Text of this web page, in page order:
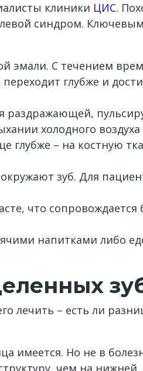
клиники ЦИС.
синдром.
эмали. С течением
глубже и
раздражающей,
холодного воздуха
глубже – на костную
зуб. Для
что
напитками либо
лечить – есть ли
имеется. Но не в
чем на